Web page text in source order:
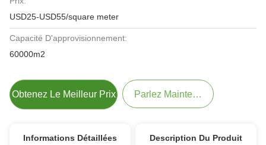
USD25-USD55/square meter
Capacité D'approvisionnement:
60000m2
Obtenez Le Meilleur Prix Parlez Maintenant.
Informations Détaillées Description Du Produit